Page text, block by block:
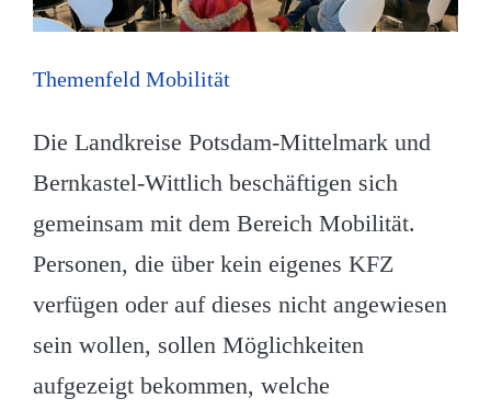
Themenfeld Mobilität
Die Landkreise Potsdam-Mittelmark und
Bernkastel-Wittlich beschäftigen sich
gemeinsam mit dem Bereich Mobilität.
Personen, die über kein eigenes KFZ
verfügen oder auf dieses nicht angewiesen
sein wollen, sollen Möglichkeiten
aufgezeigt bekommen, welche